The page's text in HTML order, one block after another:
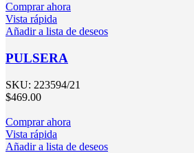
Comprar ahora
Vista rápida
Añadir a lista de deseos
PULSERA
SKU: 223594/21
$469.00
Comprar ahora
Vista rápida
Añadir a lista de deseos